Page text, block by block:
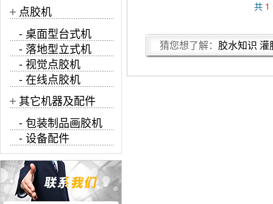
共 1
猜您想了解： 胶水知识 灌
+ 点胶机
- 桌面型台式机
- 落地型立式机
- 视觉点胶机
- 在线点胶机
+ 其它机器及配件
- 包装制品画胶机
- 设备配件